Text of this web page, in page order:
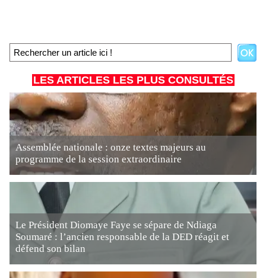
LES ARTICLES LES PLUS CONSULTÉS
Assemblée nationale : onze textes majeurs au
programme de la session extraordinaire
Le Président Diomaye Faye se sépare de Ndiaga
Soumaré : l’ancien responsable de la DED réagit et
défend son bilan